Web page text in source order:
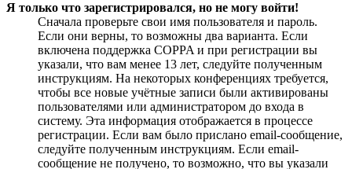
Я только что зарегистрировался, но не могу войти!
Сначала проверьте свои имя пользователя и пароль.
Если они верны, то возможны два варианта. Если
включена поддержка COPPA и при регистрации вы
указали, что вам менее 13 лет, следуйте полученным
инструкциям. На некоторых конференциях требуется,
чтобы все новые учётные записи были активированы
пользователями или администратором до входа в
систему. Эта информация отображается в процессе
регистрации. Если вам было прислано email-сообщение,
следуйте полученным инструкциям. Если email-
сообщение не получено, то возможно, что вы указали